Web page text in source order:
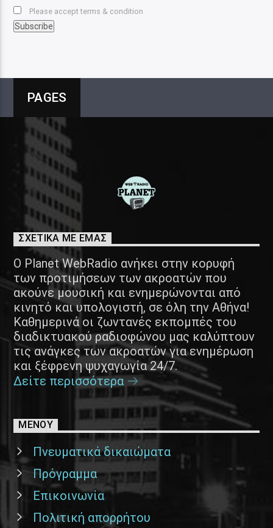
Please accept terms & condition
PAGES
ΣΧΕΤΙΚΑ ΜΕ ΕΜΑΣ
Ο Planet WebRadio ανήκει στην κορυφή
των προτιμήσεων των ακροατών που
ακούνε μουσική και ενημερώνονται από
κινητό και υπολογιστή, σε όλη την Αθήνα!
Καθημερινά οι ζωντανές εκπομπές του
διαδικτυακού ραδιοφώνου μας καλύπτουν
τις ανάγκες των ακροατών για ενημέρωση
και ξέφρενη ψυχαγωγία 24/7.
Δείτε περισσότερα
ΜΕΝΟΥ
Πνευματικά δικαιώματα
Πρόγραμμα
Επικοινωνία
Πολιτική απορρήτου